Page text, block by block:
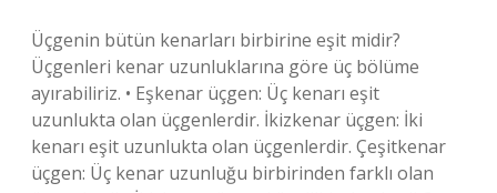
Üçgenin bütün kenarları birbirine eşit midir?
Üçgenleri kenar uzunluklarına göre üç bölüme
ayırabiliriz. • Eşkenar üçgen: Üç kenarı eşit
uzunlukta olan üçgenlerdir. İkizkenar üçgen: İki
kenarı eşit uzunlukta olan üçgenlerdir. Çeşitkenar
üçgen: Üç kenar uzunluğu birbirinden farklı olan